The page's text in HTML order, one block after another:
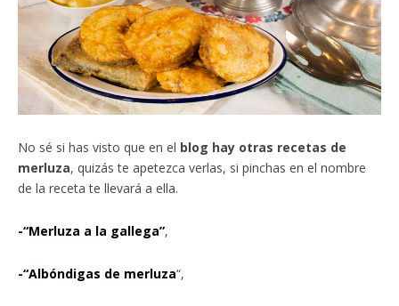
No sé si has visto que en el blog hay otras recetas de
merluza, quizás te apetezca verlas, si pinchas en el nombre
de la receta te llevará a ella.
-“Merluza a la gallega”,
-“Albóndigas de merluza“,